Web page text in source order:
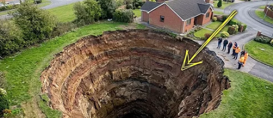
Cutit cositoare
KUHN